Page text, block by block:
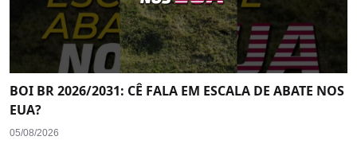
BOI BR 2026/2031: CÊ FALA EM ESCALA DE ABATE NOS
EUA?
05/08/2026